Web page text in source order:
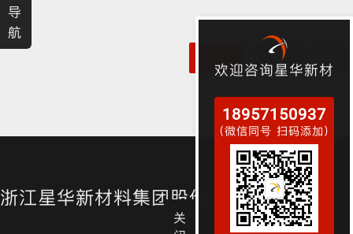
浙江星华新材料集团股份有限公司
导
航
关
欢迎咨询星华新材
18957150937
（微信同号 扫码添加）